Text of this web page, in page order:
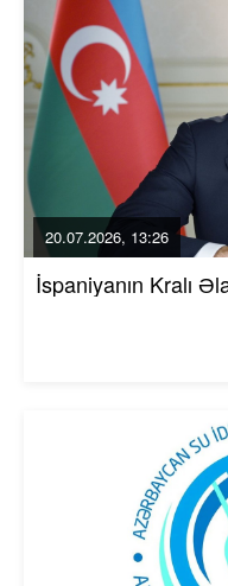
20.07.2026, 13:26
İspaniyanın Kralı